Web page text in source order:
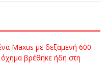
Maxus με δεξαμενή 600
βρέθηκε ήδη στη